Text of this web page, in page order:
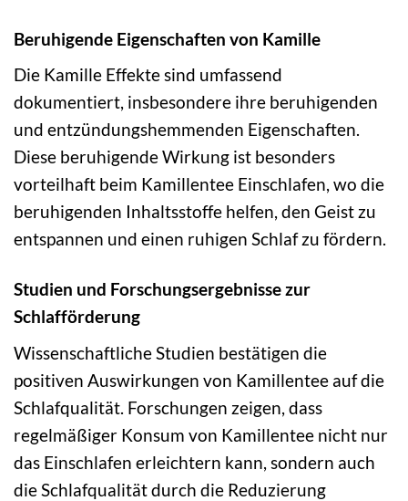
Beruhigende Eigenschaften von Kamille
Die Kamille Effekte sind umfassend
dokumentiert, insbesondere ihre beruhigenden
und entzündungshemmenden Eigenschaften.
Diese beruhigende Wirkung ist besonders
vorteilhaft beim Kamillentee Einschlafen, wo die
beruhigenden Inhaltsstoffe helfen, den Geist zu
entspannen und einen ruhigen Schlaf zu fördern.
Studien und Forschungsergebnisse zur
Schlafförderung
Wissenschaftliche Studien bestätigen die
positiven Auswirkungen von Kamillentee auf die
Schlafqualität. Forschungen zeigen, dass
regelmäßiger Konsum von Kamillentee nicht nur
das Einschlafen erleichtern kann, sondern auch
die Schlafqualität durch die Reduzierung